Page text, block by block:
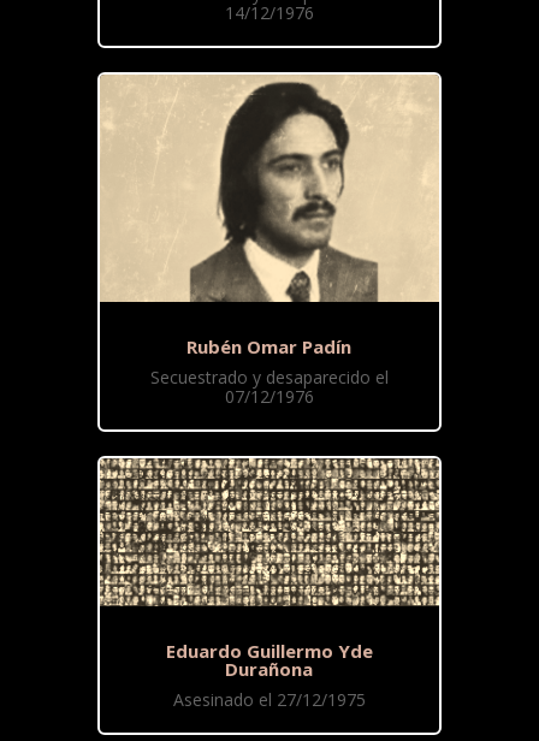
14/12/1976
Rubén Omar Padín
Secuestrado y desaparecido el
07/12/1976
Eduardo Guillermo Yde
Durañona
Asesinado el 27/12/1975